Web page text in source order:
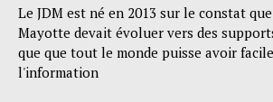
Le JDM est né en 2013 sur le constat
Mayotte devait évoluer vers des
que que tout le monde puisse avoir
l'information